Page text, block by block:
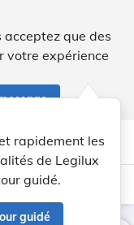
que des
votre expérience
Aiderapidement les
de Legilux
guidé.
guidé
light_mode dark_mode